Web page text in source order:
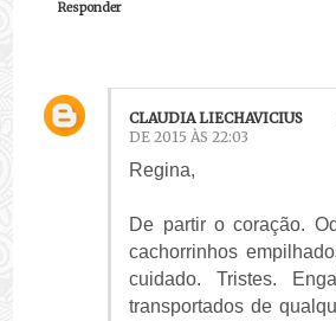
Responder
CLAUDIA LIECHAVICIUS
DE 2015 ÀS 22:03
Regina,
De partir o coração.
cachorrinhos
cuidado. Tristes.
transportados de